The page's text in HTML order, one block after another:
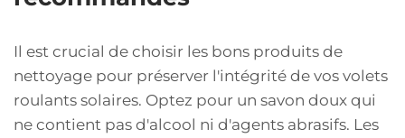
Il est crucial de choisir les bons produits de
nettoyage pour préserver l'intégrité de vos volets
roulants solaires. Optez pour un savon doux qui
ne contient pas d'alcool ni d'agents abrasifs. Les